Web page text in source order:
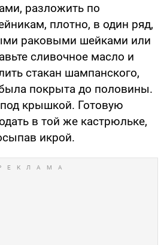
разложить по
плотно, в один ряд,
раковыми шейками или
сливочное масло и
стакан шампанского,
покрыта до половины.
крышкой. Готовую
в той же кастрюльке,
икрой.